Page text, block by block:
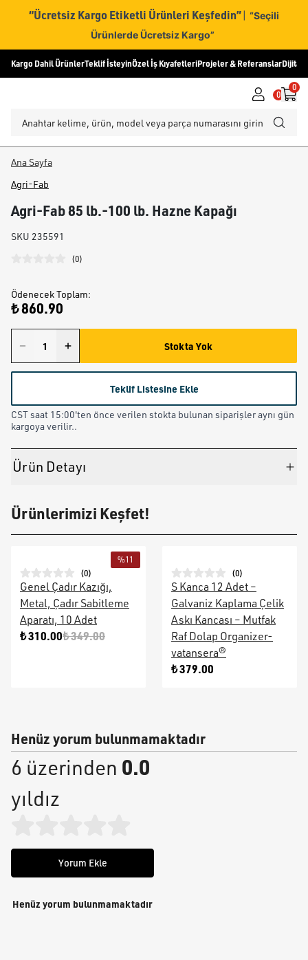
“Ücretsiz Kargo Etiketli Ürünleri Keşfedin” | “Seçili
Ürünlerde Ücretsiz Kargo”
Kargo Dahil ÜrünlerTeklif İsteyinÖzel İş KıyafetleriProjeler & ReferanslarDijital
0
0
Ana Sayfa
Agri-Fab
Agri-Fab 85 lb.-100 lb. Hazne Kapağı
SKU 235591
(0)
Ödenecek Toplam:
₺ 860.90
Stokta Yok
Teklif Listesine Ekle
CST saat 15:00'ten önce verilen stokta bulunan siparişler aynı gün
kargoya verilir..
Ürün Detayı
Ürünlerimizi Keşfet!
%11
(0)
Genel Çadır Kazığı,
Metal, Çadır Sabitleme
Aparatı, 10 Adet
₺ 310.00₺ 349.00
(0)
S Kanca 12 Adet –
Galvaniz Kaplama Çelik
Askı Kancası – Mutfak
Raf Dolap Organizer-
vatansera®
₺ 379.00
Henüz yorum bulunmamaktadır
6 üzerinden 0.0
yıldız
Yorum Ekle
Henüz yorum bulunmamaktadır